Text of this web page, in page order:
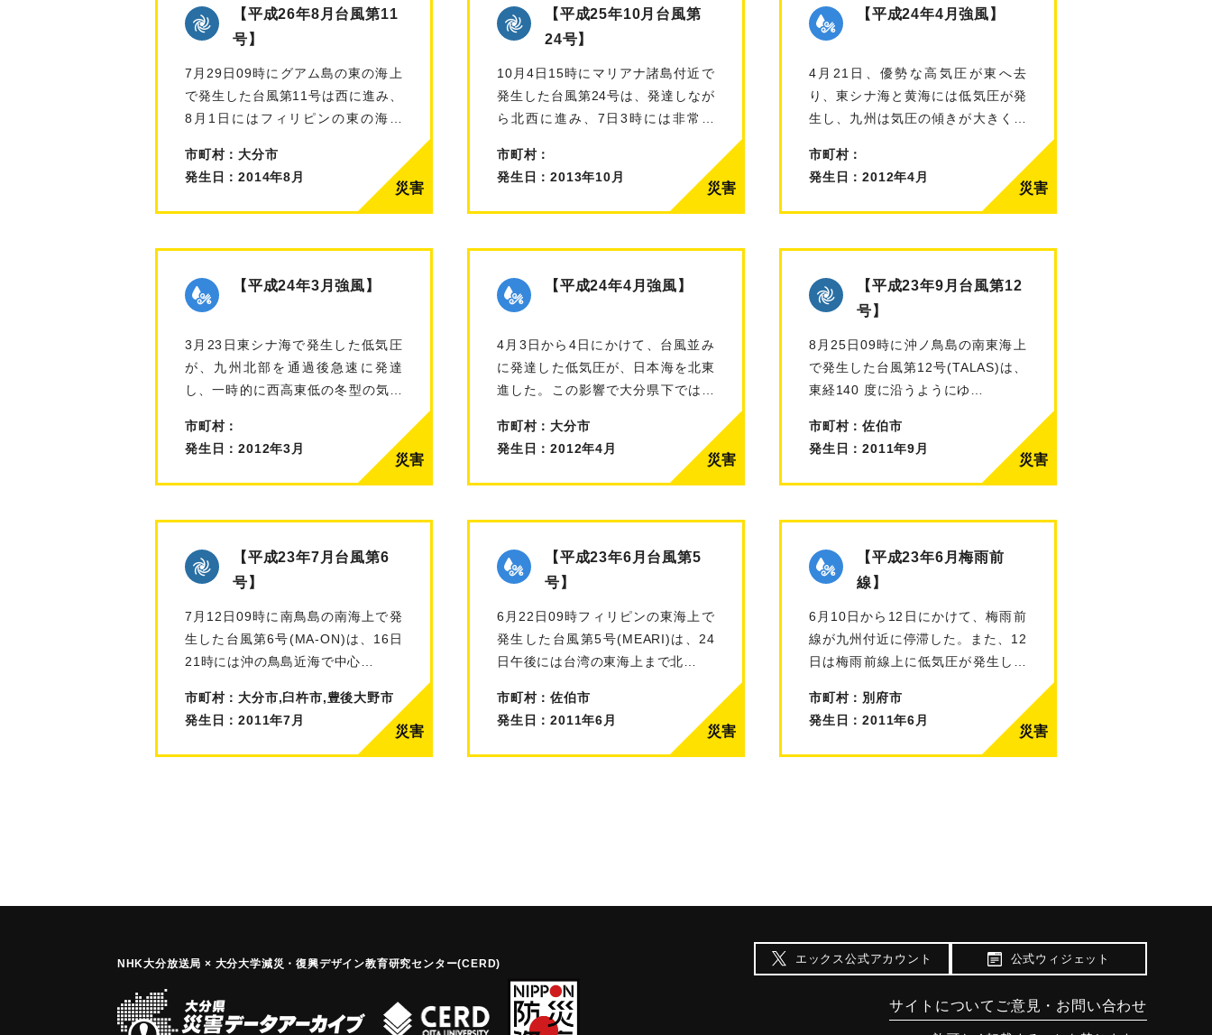
【平成26年8月台風第11
号】
7月29日09時にグアム島の東の海上
で発生した台風第11号は西に進み、
8月1日にはフィリピンの東の海上
市町村：大分市
発生日：2014年8月
【平成25年10月台風第
24号】
10月4日15時にマリアナ諸島付近で
発生した台風第24号は、発達しなが
ら北西に進み、7日3時には非常に
市町村：
発生日：2013年10月
【平成24年4月強風】
4月21日、優勢な高気圧が東へ去
り、東シナ海と黄海には低気圧が発
生し、九州は気圧の傾きが大きくな
市町村：
発生日：2012年4月
【平成24年3月強風】
3月23日東シナ海で発生した低気圧
が、九州北部を通過後急速に発達
し、一時的に西高東低の冬型の気圧
市町村：
発生日：2012年3月
【平成24年4月強風】
4月3日から4日にかけて、台風並み
に発達した低気圧が、日本海を北東
進した。この影響で大分県下では強
市町村：大分市
発生日：2012年4月
【平成23年9月台風第12
号】
8月25日09時に沖ノ鳥島の南東海上
で発生した台風第12号(TALAS)は、
東経140 度に沿うようにゆ…
市町村：佐伯市
発生日：2011年9月
【平成23年7月台風第6
号】
7月12日09時に南鳥島の南海上で発
生した台風第6号(MA-ON)は、16日
21時には沖の鳥島近海で中心…
市町村：大分市,臼杵市,豊後大野市
発生日：2011年7月
【平成23年6月台風第5
号】
6月22日09時フィリピンの東海上で
発生した台風第5号(MEARI)は、24
日午後には台湾の東海上まで北…
市町村：佐伯市
発生日：2011年6月
【平成23年6月梅雨前
線】
6月10日から12日にかけて、梅雨前
線が九州付近に停滞した。また、12
日は梅雨前線上に低気圧が発生し、
市町村：別府市
発生日：2011年6月
NHK大分放送局 × 大分大学減災 ・復興デザイン教育研究センター(CERD) エックス公式アカウント 公式ウィジェット
サイトについて ご意見・お問い合わせ